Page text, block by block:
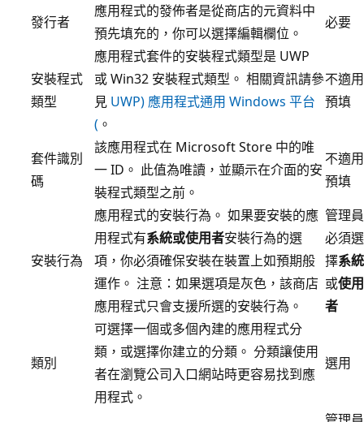
發行者
應用程式的發佈者是從商店的元資料中
預先填充的，你可以選擇編輯欄位。
必要
安裝程式
類型
應用程式套件的安裝程式類型是 UWP
或 Win32 安裝程式類型。 相關資訊請參
見 UWP) 應用程式通用 Windows 平台
( 。
不適用
預填
套件識別
碼
該應用程式在 Microsoft Store 中的唯
一 ID。 此值為唯讀，並顯示在介面的安
裝程式類型之前。
不適用
預填
安裝行為
應用程式的安裝行為。 如果要安裝的應
用程式有系統或使用者安裝行為的選
項，你必須確保安裝在裝置上如預期般
運作。 注意：如果選項是灰色，該商店
應用程式只會支援所選的安裝行為。
管理員
必須選
擇系統
或使用
者
類別
可選擇一個或多個內建的應用程式分
類，或選擇你建立的分類。 分類讓使用
者在瀏覽公司入口網站時更容易找到應
用程式。
選用